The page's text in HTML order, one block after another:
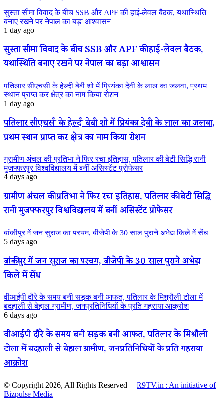
सुस्ता सीमा विवाद के बीच SSB और APF की हाई-लेवल बैठक, यथास्थिति
बनाए रखने पर नेपाल का बड़ा आश्वासन
1 day ago
सुस्ता सीमा विवाद के बीच SSB और APF की हाई-लेवल बैठक,
यथास्थिति बनाए रखने पर नेपाल का बड़ा आश्वासन
पतिलार सीएचसी के हेल्दी बेबी शो में प्रियंका देवी के लाल का जलवा, प्रथम
स्थान प्राप्त कर क्षेत्र का नाम किया रोशन
1 day ago
पतिलार सीएचसी के हेल्दी बेबी शो में प्रियंका देवी के लाल का जलवा,
प्रथम स्थान प्राप्त कर क्षेत्र का नाम किया रोशन
ग्रामीण अंचल की प्रतिभा ने फिर रचा इतिहास, पतिलार की बेटी सिद्धि रानी
मुजफ्फरपुर विश्वविद्यालय में बनीं असिस्टेंट प्रोफेसर
4 days ago
ग्रामीण अंचल की प्रतिभा ने फिर रचा इतिहास, पतिलार की बेटी सिद्धि
रानी मुजफ्फरपुर विश्वविद्यालय में बनीं असिस्टेंट प्रोफेसर
बांकीपुर में जन सुराज का परचम, बीजेपी के 30 साल पुराने अभेद्य किले में सेंध
5 days ago
बांकीपुर में जन सुराज का परचम, बीजेपी के 30 साल पुराने अभेद्य
किले में सेंध
वीआईपी दौरे के समय बनी सड़क बनी आफत, पतिलार के मिश्रौली टोला में
बदहाली से बेहाल ग्रामीण, जनप्रतिनिधियों के प्रति गहराया आक्रोश
6 days ago
वीआईपी दौरे के समय बनी सड़क बनी आफत, पतिलार के मिश्रौली
टोला में बदहाली से बेहाल ग्रामीण, जनप्रतिनिधियों के प्रति गहराया
आक्रोश
© Copyright 2026, All Rights Reserved | R9TV.in : An initiative of
Bizpulse Media